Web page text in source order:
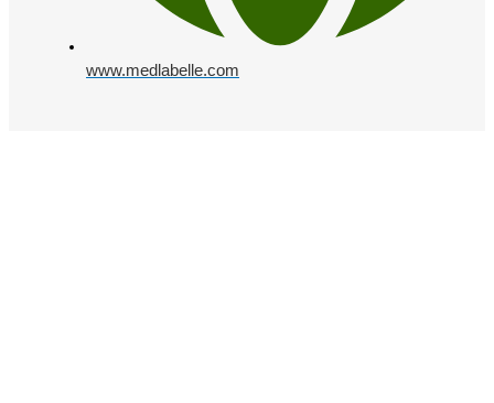
www.medlabelle.com